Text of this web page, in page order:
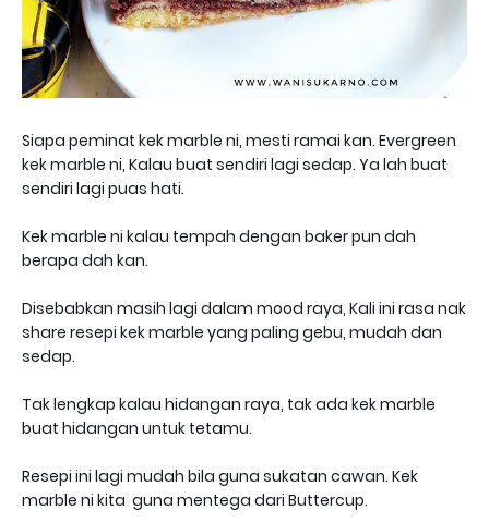
Siapa peminat kek marble ni, mesti ramai kan. Evergreen
kek marble ni, Kalau buat sendiri lagi sedap. Ya lah buat
sendiri lagi puas hati.
Kek marble ni kalau tempah dengan baker pun dah
berapa dah kan.
Disebabkan masih lagi dalam mood raya, Kali ini rasa nak
share resepi kek marble yang paling gebu, mudah dan
sedap.
Tak lengkap kalau hidangan raya, tak ada kek marble
buat hidangan untuk tetamu.
Resepi ini lagi mudah bila guna sukatan cawan. Kek
marble ni kita guna mentega dari Buttercup.